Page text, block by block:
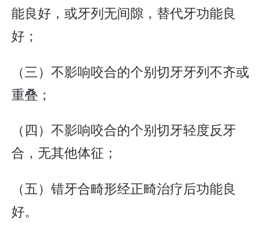
能良好，或牙列无间隙，替代牙功能良
好；
（三）不影响咬合的个别切牙牙列不齐或
重叠；
（四）不影响咬合的个别切牙轻度反牙
合，无其他体征；
（五）错牙合畸形经正畸治疗后功能良
好。